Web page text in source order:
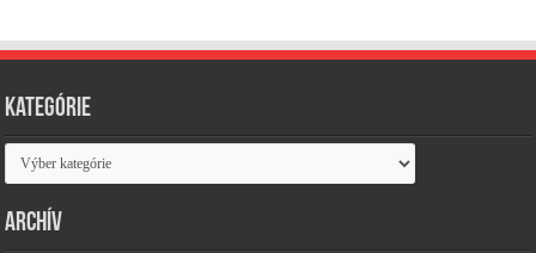
Kategórie
Kategórie
Archív